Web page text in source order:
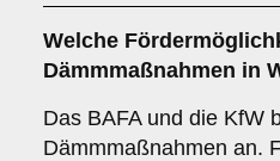
Welche
Dämmmaßnahmen in
Das BAFA und die KfW
Dämmmaßnahmen an.